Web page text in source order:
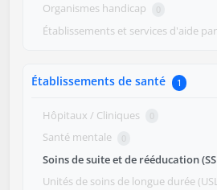
Organismes handicap 0
Établissements et services d'aide
Établissements de santé 1
Hôpitaux / Cliniques 0
Santé mentale 0
Soins de suite et de rééducation
Unités de soins de longue durée